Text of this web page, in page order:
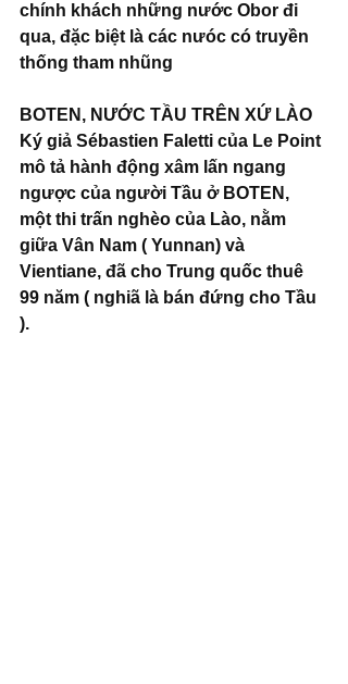
chính khách những nước Obor đi
qua, đặc biệt là các nưóc có truyền
thống tham nhũng
BOTEN, NƯỚC TẦU TRÊN XỨ LÀO
Ký giả Sébastien Faletti của Le Point
mô tả hành động xâm lấn ngang
ngược của người Tầu ở BOTEN,
một thi trấn nghèo của Lào, nằm
giữa Vân Nam ( Yunnan) và
Vientiane, đã cho Trung quốc thuê
99 năm ( nghiã là bán đứng cho Tầu
).